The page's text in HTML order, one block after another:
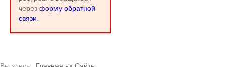
через форму обратной
связи